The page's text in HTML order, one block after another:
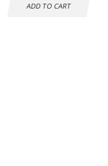
ADD TO CART